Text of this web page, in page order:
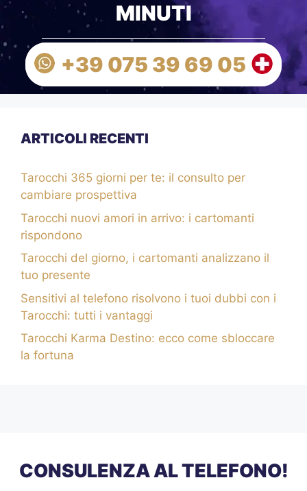
MINUTI
+39 075 39 69 05
ARTICOLI RECENTI
Tarocchi 365 giorni per te: il consulto per
cambiare prospettiva
Tarocchi nuovi amori in arrivo: i cartomanti
rispondono
Tarocchi del giorno, i cartomanti analizzano il
tuo presente
Sensitivi al telefono risolvono i tuoi dubbi con i
Tarocchi: tutti i vantaggi
Tarocchi Karma Destino: ecco come sbloccare
la fortuna
CONSULENZA AL TELEFONO!